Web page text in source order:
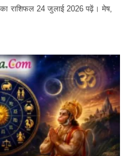
राशिफल 24 जुलाई 2026 पढ़ें। मेष,